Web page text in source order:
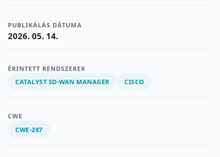
PUBLIKÁLÁS DÁTUMA
2026. 05. 14.
ÉRINTETT RENDSZEREK
CATALYST SD-WAN MANAGER CISCO
CWE
CWE-287